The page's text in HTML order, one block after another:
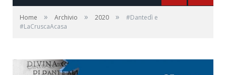
Home » Archivio » 2020 »
#Dantedì e
#LaCruscaAcasa